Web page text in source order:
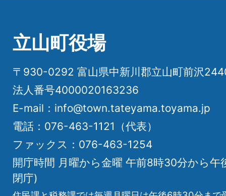
立山町役場
〒930-0292 富山県中新川郡立山町前沢
法人番号4000020163236
E-mail：info@town.tateyama.toyama.jp
電話：076-463-1121（代表）
ファックス：076-463-1254
開庁時間 月曜から金曜 午前8時30分から午
閉庁)